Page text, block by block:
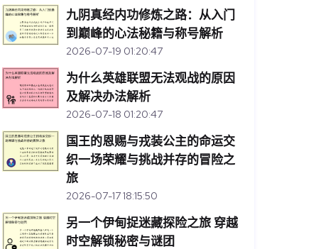
九阴真经内功修炼之路：从入门
到巅峰的心法秘籍与称号解析
2026-07-19 01:20:47
为什么英雄联盟无法观战的原因
及解决办法解析
2026-07-18 01:20:47
国王的恩赐与戎装公主的命运交
织一场荣耀与挑战并存的冒险之
旅
2026-07-17 18:15:50
另一个伊甸捉迷藏探险之旅 穿越
时空解锁秘密与谜团